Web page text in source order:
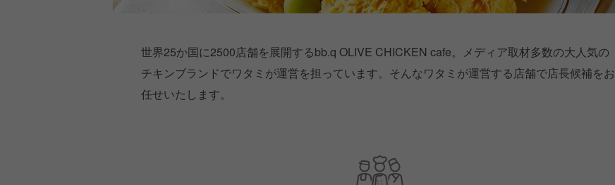
世界25か国に2500店舗を展開するbb.q OLIVE CHICKEN cafe。メディア取材多数の大人気の
チキンブランドでワタミが運営を担っています。そんなワタミが運営する店舗で店長候補をお
任せいたします。